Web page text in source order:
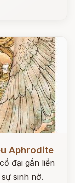
Aphrodite
đại gắn liền
sinh nở.